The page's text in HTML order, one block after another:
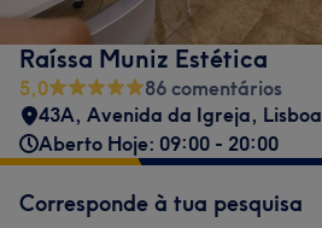
Raíssa Muniz Estética
5,0
86 comentários
43A, Avenida da Igreja, Lisboa
Aberto Hoje: 09:00 - 20:00
Corresponde à tua pesquisa